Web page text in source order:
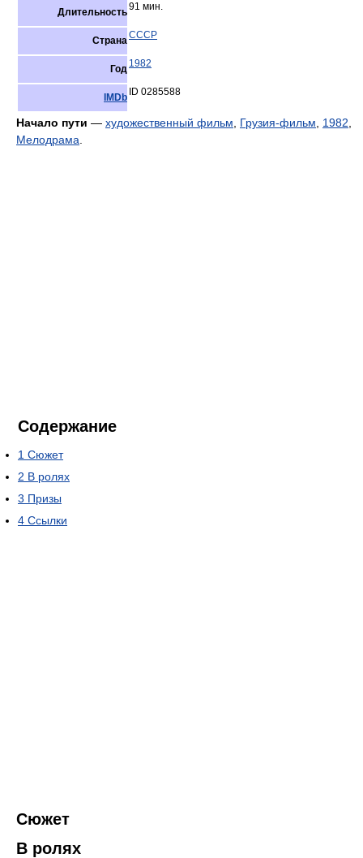
Длительность91 мин.
СтранаСССР
Год 1982
IMDb ID 0285588
Начало пути — художественный фильм Грузия-фильм 1982
Мелодрама
Содержание
1 Сюжет
2 В ролях
3 Призы
4 Ссылки
Сюжет
В ролях